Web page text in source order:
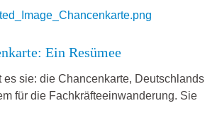
Ein Resümee
es sie: die Chancenkarte, Deutschlands
für die Fachkräfteeinwanderung. Sie